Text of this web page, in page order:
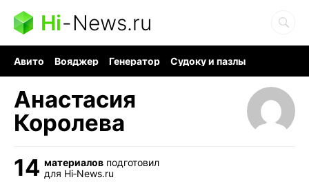
Hi-News.ru
Авито Вояджер Генератор
Судоку и пазлы
Анастасия
Королева
14 материалов подготовил
для Hi‑News.ru